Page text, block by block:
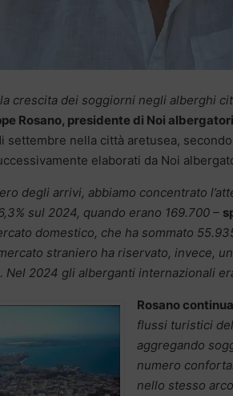
crescita dei soggiorni negli alberghi
Rosano, presidente di Noi
settembre nella città aretusea,
elaborati da Noi
degli arrivi, abbiamo concentrato
sul 2024, quando erano 169.700 –
domestico, che ha sommato
straniero ha riservato, invece,
Nel 2024 gli alberganti internazionali
Rosano
flussi turistici
aggregando
numero
nello stesso